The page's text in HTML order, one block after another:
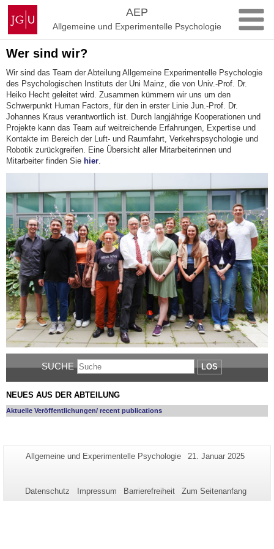
Zum
Inhalt
springen
Johannes
Gutenberg-
Universität
Mainz
AEP
Allgemeine und Experimentelle Psychologie
Wer sind wir?
Wir sind das Team der Abteilung Allgemeine Experimentelle Psychologie
des Psychologischen Instituts der Uni Mainz, die von Univ.-Prof. Dr.
Heiko Hecht geleitet wird. Zusammen kümmern wir uns um den
Schwerpunkt Human Factors, für den in erster Linie Jun.-Prof. Dr.
Johannes Kraus verantwortlich ist. Durch langjährige Kooperationen und
Projekte kann das Team auf weitreichende Erfahrungen, Expertise und
Kontakte im Bereich der Luft- und Raumfahrt, Verkehrspsychologie und
Robotik zurückgreifen. Eine Übersicht aller Mitarbeiterinnen und
Mitarbeiter finden Sie hier
SUCHE LOS
NEUES AUS DER ABTEILUNG
Aktuelle Veröffentlichungen/ recent publications
Zusätzliche
dieser
Seiten-
Allgemeine und Experimentelle Psychologie
Letzte
21. Januar 2025
Datenschutz Impressum Barrierefreiheit Zum Seitenanfang